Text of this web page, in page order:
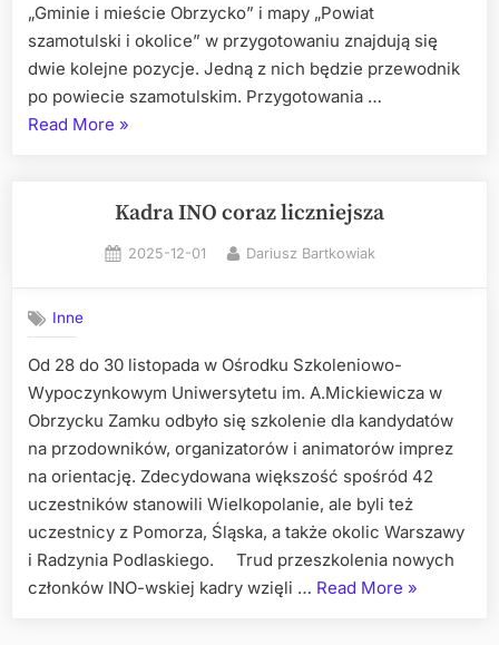
„Gminie i mieście Obrzycko” i mapy „Powiat
szamotulski i okolice” w przygotowaniu znajdują się
dwie kolejne pozycje. Jedną z nich będzie przewodnik
po powiecie szamotulskim. Przygotowania …
Read More „Nowy
regionie”
»
Kadra INO coraz liczniejsza
Posted
2025-12-01 By
Dariusz Bartkowiak
Inne
Od 28 do 30 listopada w Ośrodku Szkoleniowo-
Wypoczynkowym Uniwersytetu im. A.Mickiewicza w
Obrzycku Zamku odbyło się szkolenie dla kandydatów
na przodowników, organizatorów i animatorów imprez
na orientację. Zdecydowana większość spośród 42
uczestników stanowili Wielkopolanie, ale byli też
uczestnicy z Pomorza, Śląska, a także okolic Warszawy
i Radzynia Podlaskiego. Trud przeszkolenia nowych
członków INO-wskiej kadry wzięli … Read More „Kadra
»